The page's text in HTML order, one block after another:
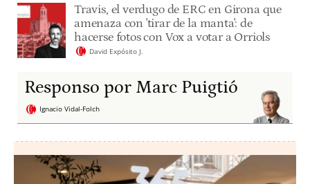
Travis, el verdugo de ERC en Girona que
amenaza con 'tirar de la manta': de
hacerse fotos con Vox a votar a Orriols
David Expósito J.
Responso por Marc Puigtió
Ignacio Vidal-Folch